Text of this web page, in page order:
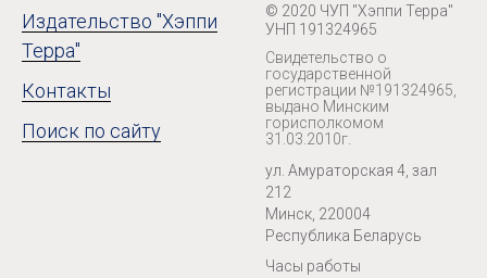
Издательство "Хэппи
Терра"
Контакты
Поиск по сайту
© 2020 ЧУП "Хэппи Терра"
УНП 191324965
Свидетельство о
государственной
регистрации №191324965,
выдано Минским
горисполкомом
31.03.2010г.
ул. Амураторская 4, зал
212
Минск, 220004
Республика Беларусь
Часы работы